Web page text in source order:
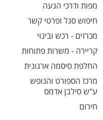
מפות ודרכי הגעה
חיפוש סגל ופרטי קשר
מכרזים - רכש ובינוי
קריירה - משרות פתוחות
החלפת סיסמה ארגונית
מרכז הספורט והנופש
ע"ש סילבן אדמס
חירום